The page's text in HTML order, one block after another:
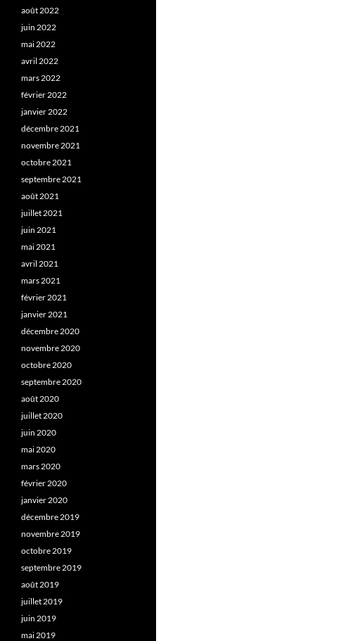
août 2022
juin 2022
mai 2022
avril 2022
mars 2022
février 2022
janvier 2022
décembre 2021
novembre 2021
octobre 2021
septembre 2021
août 2021
juillet 2021
juin 2021
mai 2021
avril 2021
mars 2021
février 2021
janvier 2021
décembre 2020
novembre 2020
octobre 2020
septembre 2020
août 2020
juillet 2020
juin 2020
mai 2020
mars 2020
février 2020
janvier 2020
décembre 2019
novembre 2019
octobre 2019
septembre 2019
août 2019
juillet 2019
juin 2019
mai 2019